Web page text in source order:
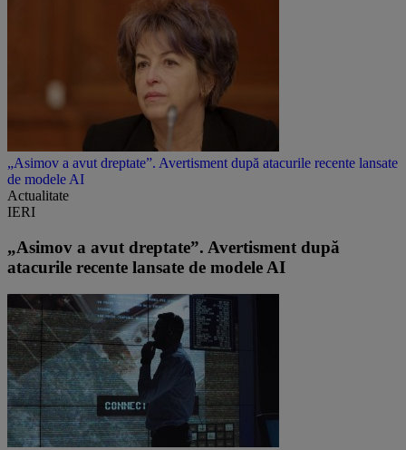
„Asimov a avut dreptate”. Avertisment după atacurile recente lansate
de modele AI
Actualitate
IERI
„Asimov a avut dreptate”. Avertisment după
atacurile recente lansate de modele AI